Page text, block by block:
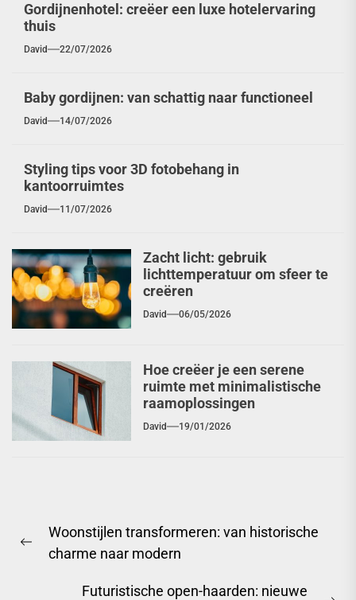
Gordijnenhotel: creëer een luxe hotelervaring
thuis
David 22/07/2026
Baby gordijnen: van schattig naar functioneel
David 14/07/2026
Styling tips voor 3D fotobehang in
kantoorruimtes
David 11/07/2026
Zacht licht: gebruik
lichttemperatuur om sfeer te
creëren
David 06/05/2026
Hoe creëer je een serene
ruimte met minimalistische
raamoplossingen
David 19/01/2026
Previous
Woonstijlen transformeren: van historische
charme naar modern
Futuristische open-haarden: nieuwe